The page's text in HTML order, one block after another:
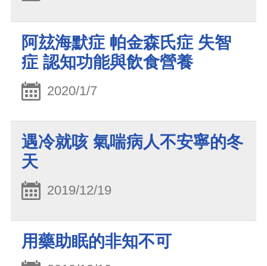
阿玆海默症 帕金森氏症 失智
症 認知功能與飲食營養
2020/1/7
遇冷就咳 氣喘病人不安寧的冬
天
2019/12/19
用藥助眠的非知不可